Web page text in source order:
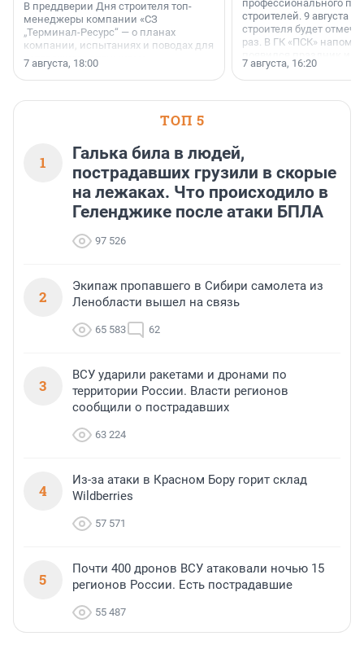
В преддверии Дня строителя топ-
менеджеры компании «СЗ
„Терминал-Ресурс“ — о планах
компании, испытаниях и поводах для
осторожного оптимизма.
7 августа, 18:00
профессионального
строителей. 9 августа
строителя будет
раз. В ГК «ПСК»
поменялась роль
7 августа, 16:20
ТОП 5
1
Галька била в людей,
пострадавших грузили в скорые
на лежаках. Что происходило в
Геленджике после атаки БПЛА
97 526
2
Экипаж пропавшего в Сибири самолета из
Ленобласти вышел на связь
65 583 62
3
ВСУ ударили ракетами и дронами по
территории России. Власти регионов
сообщили о пострадавших
63 224
4
Из-за атаки в Красном Бору горит склад
Wildberries
57 571
5
Почти 400 дронов ВСУ атаковали ночью 15
регионов России. Есть пострадавшие
55 487